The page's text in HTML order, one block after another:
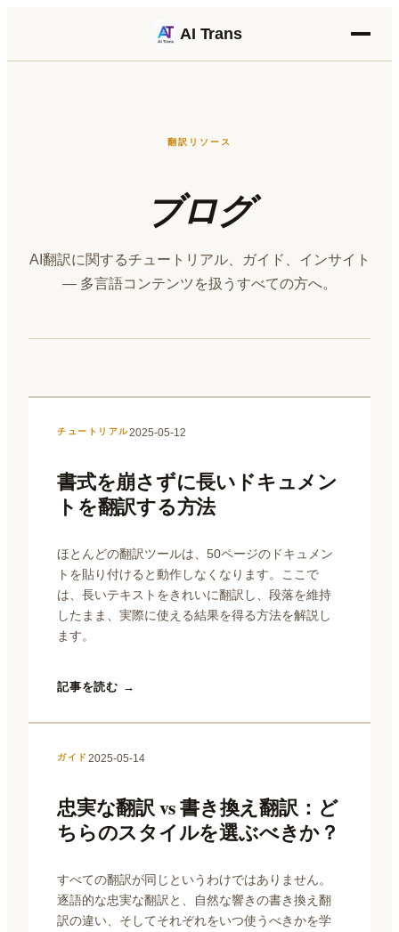
AI Trans
翻訳リソース
ブログ
AI翻訳に関するチュートリアル、ガイド、インサイト
— 多言語コンテンツを扱うすべての方へ。
チュートリアル2025-05-12
書式を崩さずに長いドキュメン
トを翻訳する方法
ほとんどの翻訳ツールは、50ページのドキュメン
トを貼り付けると動作しなくなります。ここで
は、長いテキストをきれいに翻訳し、段落を維持
したまま、実際に使える結果を得る方法を解説し
ます。
記事を読む →
ガイド 2025-05-14
忠実な翻訳 vs 書き換え翻訳：ど
ちらのスタイルを選ぶべきか？
すべての翻訳が同じというわけではありません。
逐語的な忠実な翻訳と、自然な響きの書き換え翻
訳の違い、そしてそれぞれをいつ使うべきかを学